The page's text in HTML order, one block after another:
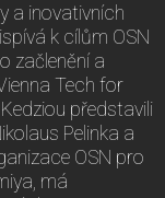
a inovativních
k cílům OSN
začlenění a
Tech for
představili
Pelinka a
OSN pro
má